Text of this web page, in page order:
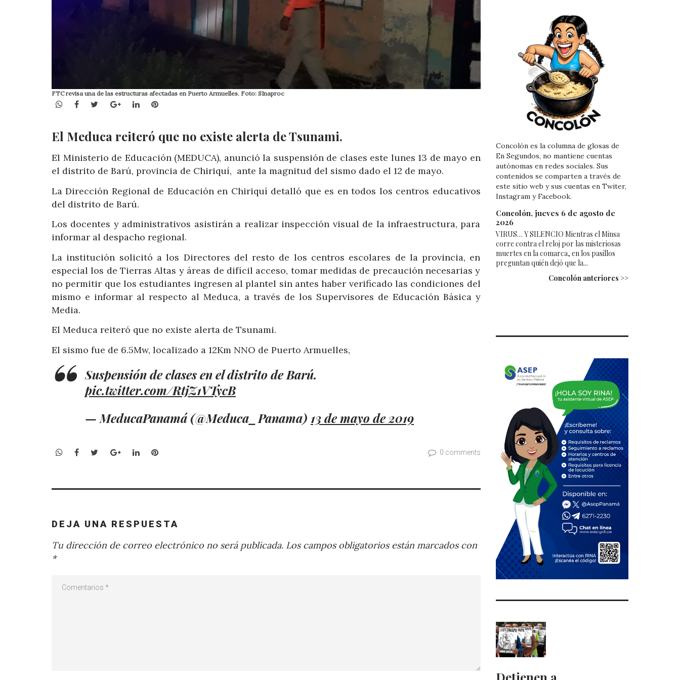
FTC revisa una de las estructuras afectadas en Puerto Armuelles. Foto: SInaproc
WhatsApp
Facebook
TwitterGoogle+LinkedInPinterest
El Meduca reiteró que no existe alerta de Tsunami.
El Ministerio de Educación (MEDUCA), anunció la suspensión de clases este lunes 13 de mayo en
el distrito de Barú, provincia de Chiriquí, ante la magnitud del sismo dado el 12 de mayo.
La Dirección Regional de Educación en Chiriquí detalló que es en todos los centros educativos
del distrito de Barú.
Los docentes y administrativos asistirán a realizar inspección visual de la infraestructura, para
informar al despacho regional.
La institución solicitó a los Directores del resto de los centros escolares de la provincia, en
especial los de Tierras Altas y áreas de difícil acceso, tomar medidas de precaución necesarias y
no permitir que los estudiantes ingresen al plantel sin antes haber verificado las condiciones del
mismo e informar al respecto al Meduca, a través de los Supervisores de Educación Básica y
Media.
El Meduca reiteró que no existe alerta de Tsunami.
El sismo fue de 6.5Mw, localizado a 12Km NNO de Puerto Armuelles,
Suspensión de clases en el distrito de Barú.
pic.twitter.com/RtjZ1VTycB
— MeducaPanamá (@Meduca_Panama) 13 de mayo de 2019
WhatsApp
Facebook
TwitterGoogle+LinkedInPinterest 0 comments
DEJA UNA RESPUESTA
Tu dirección de correo electrónico no será publicada. Los campos obligatorios están marcados con
*
Concolón es la columna de glosas de
En Segundos, no mantiene cuentas
autónomas en redes sociales. Sus
contenidos se comparten a través de
este sitio web y sus cuentas en Twiter,
Instagram y Facebook.
Concolón, jueves 6 de agosto de
2026
VIRUS… Y SILENCIO Mientras el Minsa
corre contra el reloj por las misteriosas
muertes en la comarca, en los pasillos
preguntan quién dejó que la...
Concolón anteriores >>